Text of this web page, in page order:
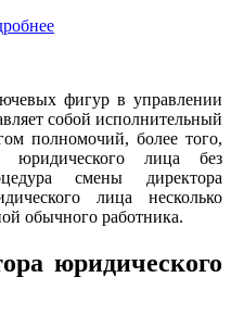
фигур в управлении
собой исполнительный
полномочий, более того,
лица без
смены директора
лица несколько
обычного работника.
юридического